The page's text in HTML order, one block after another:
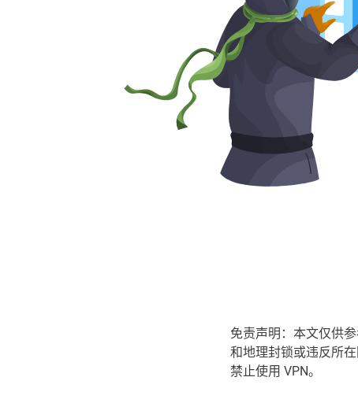
免责声明：本文仅供
和地理封锁或违反所
禁止使用 VPN。